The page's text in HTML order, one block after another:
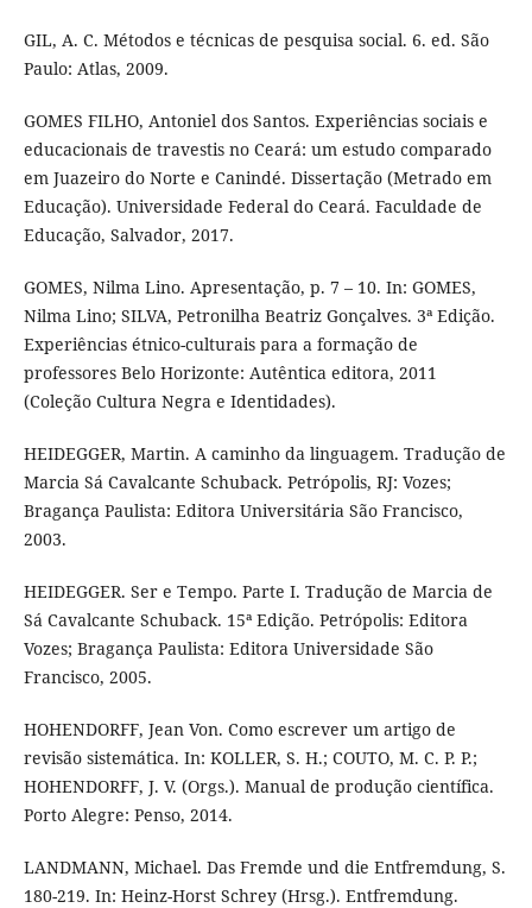
GIL, A. C. Métodos e técnicas de pesquisa social. 6. ed. São
Paulo: Atlas, 2009.
GOMES FILHO, Antoniel dos Santos. Experiências sociais e
educacionais de travestis no Ceará: um estudo comparado
em Juazeiro do Norte e Canindé. Dissertação (Metrado em
Educação). Universidade Federal do Ceará. Faculdade de
Educação, Salvador, 2017.
GOMES, Nilma Lino. Apresentação, p. 7 – 10. In: GOMES,
Nilma Lino; SILVA, Petronilha Beatriz Gonçalves. 3ª Edição.
Experiências étnico-culturais para a formação de
professores Belo Horizonte: Autêntica editora, 2011
(Coleção Cultura Negra e Identidades).
HEIDEGGER, Martin. A caminho da linguagem. Tradução de
Marcia Sá Cavalcante Schuback. Petrópolis, RJ: Vozes;
Bragança Paulista: Editora Universitária São Francisco,
2003.
HEIDEGGER. Ser e Tempo. Parte I. Tradução de Marcia de
Sá Cavalcante Schuback. 15ª Edição. Petrópolis: Editora
Vozes; Bragança Paulista: Editora Universidade São
Francisco, 2005.
HOHENDORFF, Jean Von. Como escrever um artigo de
revisão sistemática. In: KOLLER, S. H.; COUTO, M. C. P. P.;
HOHENDORFF, J. V. (Orgs.). Manual de produção científica.
Porto Alegre: Penso, 2014.
LANDMANN, Michael. Das Fremde und die Entfremdung, S.
180-219. In: Heinz-Horst Schrey (Hrsg.). Entfremdung.